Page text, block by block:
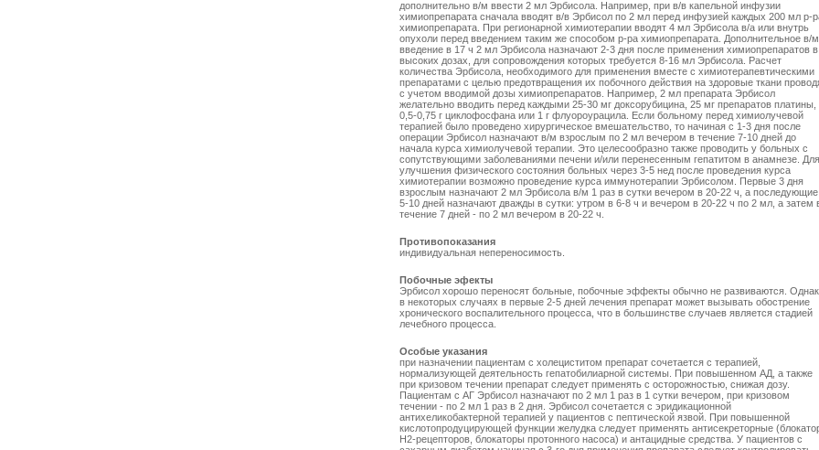
дополнительно в/м ввести 2 мл Эрбисола. Например, при в/в капельной инфузии
химиопрепарата сначала вводят в/в Эрбисол по 2 мл перед инфузией каждых 200 мл р-
химиопрепарата. При регионарной химиотерапии вводят 4 мл Эрбисола в/а или внутрь
опухоли перед введением таким же способом р-ра химиопрепарата. Дополнительное в/м
введение в 17 ч 2 мл Эрбисола назначают 2-3 дня после применения химиопрепаратов в
высоких дозах, для сопровождения которых требуется 8-16 мл Эрбисола. Расчет
количества Эрбисола, необходимого для применения вместе с химиотерапевтическими
препаратами с целью предотвращения их побочного действия на здоровые ткани
с учетом вводимой дозы химиопрепаратов. Например, 2 мл препарата Эрбисол
желательно вводить перед каждыми 25-30 мг доксорубицина, 25 мг препаратов платины,
0,5-0,75 г циклофосфана или 1 г флуороурацила. Если больному перед химиолучевой
терапией было проведено хирургическое вмешательство, то начиная с 1-3 дня после
операции Эрбисол назначают в/м взрослым по 2 мл вечером в течение 7-10 дней до
начала курса химиолучевой терапии. Это целесообразно также проводить у больных с
сопутствующими заболеваниями печени и/или перенесенным гепатитом в анамнезе. Для
улучшения физического состояния больных через 3-5 нед после проведения курса
химиотерапии возможно проведение курса иммунотерапии Эрбисолом. Первые 3 дня
взрослым назначают 2 мл Эрбисола в/м 1 раз в сутки вечером в 20-22 ч, а последующие
5-10 дней назначают дважды в сутки: утром в 6-8 ч и вечером в 20-22 ч по 2 мл, а затем
течение 7 дней - по 2 мл вечером в 20-22 ч.
Противопоказания
индивидуальная непереносимость.
Побочные эфекты
Эрбисол хорошо переносят больные, побочные эффекты обычно не развиваются.
в некоторых случаях в первые 2-5 дней лечения препарат может вызывать обострение
хронического воспалительного процесса, что в большинстве случаев является стадией
лечебного процесса.
Особые указания
при назначении пациентам с холециститом препарат сочетается с терапией,
нормализующей деятельность гепатобилиарной системы. При повышенном АД, а также
при кризовом течении препарат следует применять с осторожностью, снижая дозу.
Пациентам с АГ Эрбисол назначают по 2 мл 1 раз в 1 сутки вечером, при кризовом
течении - по 2 мл 1 раз в 2 дня. Эрбисол сочетается с эридикационной
антихеликобактерной терапией у пациентов с пептической язвой. При повышенной
кислотопродуцирующей функции желудка следует применять антисекреторные
Н2-рецепторов, блокаторы протонного насоса) и антацидные средства. У пациентов с